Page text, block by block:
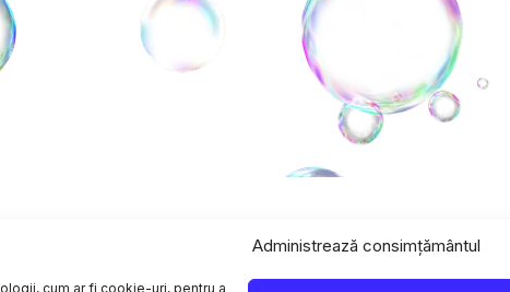
Administrează consimțământul
cum ar fi cookie-uri, pentru a